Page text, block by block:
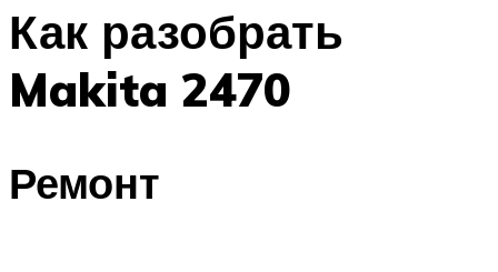
Как разобрать
Makita 2470
Ремонт